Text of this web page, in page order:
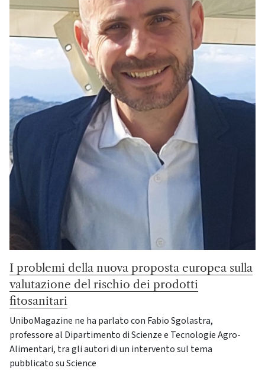
I problemi della nuova proposta europea sulla
valutazione del rischio dei prodotti
fitosanitari
UniboMagazine ne ha parlato con Fabio Sgolastra,
professore al Dipartimento di Scienze e Tecnologie Agro-
Alimentari, tra gli autori di un intervento sul tema
pubblicato su Science